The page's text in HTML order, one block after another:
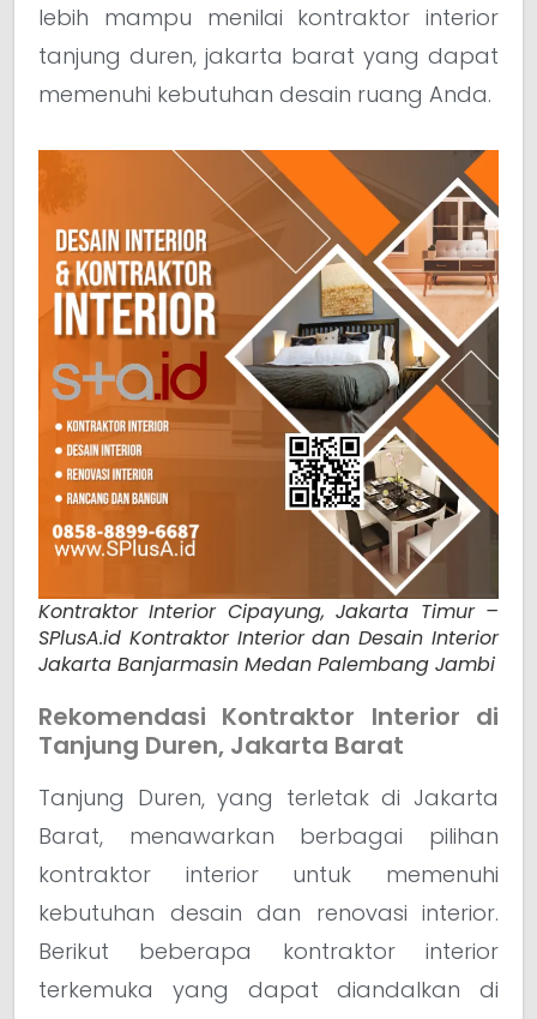
lebih mampu menilai kontraktor interior
tanjung duren, jakarta barat yang dapat
memenuhi kebutuhan desain ruang Anda.
Kontraktor Interior Cipayung, Jakarta Timur –
SPlusA.id Kontraktor Interior dan Desain Interior
Jakarta Banjarmasin Medan Palembang Jambi
Rekomendasi Kontraktor Interior di
Tanjung Duren, Jakarta Barat
Tanjung Duren, yang terletak di Jakarta
Barat, menawarkan berbagai pilihan
kontraktor interior untuk memenuhi
kebutuhan desain dan renovasi interior.
Berikut beberapa kontraktor interior
terkemuka yang dapat diandalkan di